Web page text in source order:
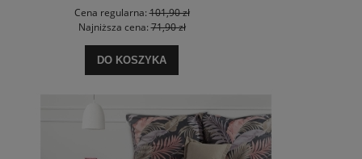
Cena regularna:101,90 zł
Najniższa cena:71,90 zł
DO KOSZYKA